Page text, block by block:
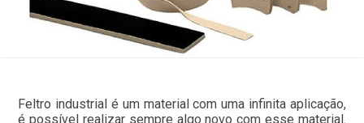
Feltro industrial é um material com uma infinita aplicação,
é possível realizar sempre algo novo com esse material.